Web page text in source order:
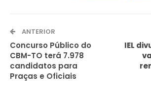
ANTERIOR
Concurso Público do
CBM-TO terá 7.978
candidatos para
Praças e Oficiais
IEL